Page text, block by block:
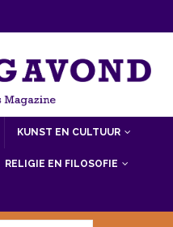
KUNST EN CULTUUR
RELIGIE EN FILOSOFIE